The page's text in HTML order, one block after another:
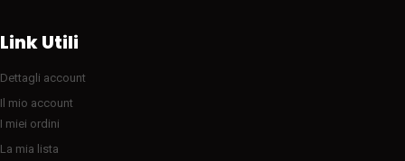
Link Utili
Dettagli account
Il mio account
I miei ordini
La mia lista